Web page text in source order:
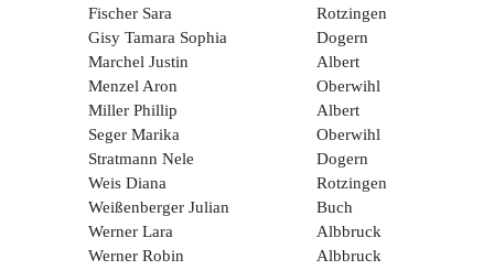
Fischer Sara
Rotzingen
Gisy Tamara Sophia
Dogern
Marchel Justin
Albert
Menzel Aron
Oberwihl
Miller Phillip
Albert
Seger Marika
Oberwihl
Stratmann Nele
Dogern
Weis Diana
Rotzingen
Weißenberger Julian
Buch
Werner Lara
Albbruck
Werner Robin
Albbruck